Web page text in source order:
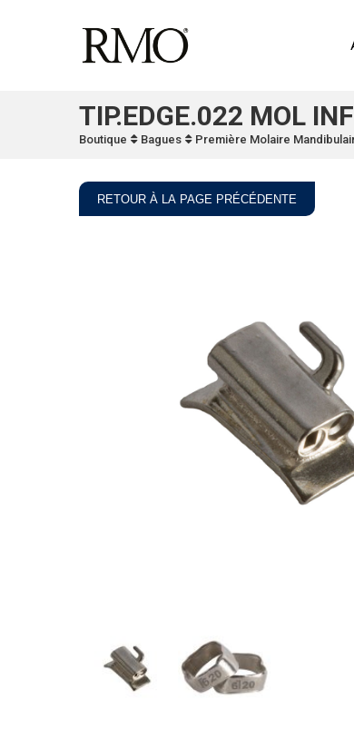
TIP.EDGE.022 MOL
Boutique Bagues Première Molaire
RETOUR À LA PAGE PRÉCÉDENTE